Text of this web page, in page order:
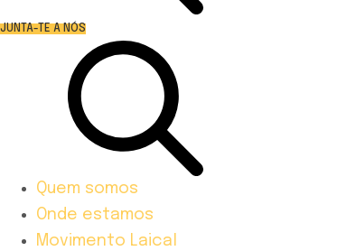
JUNTA-TE A NÓS
Quem somos
Onde estamos
Movimento Laical